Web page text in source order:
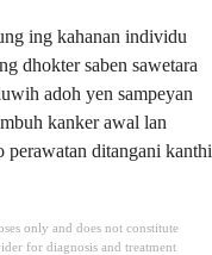
ing kahanan individu
dhokter saben sawetara
adoh yen sampeyan
kanker awal lan
perawatan ditangani kanthi
only and does not constitute
for diagnosis and treatment